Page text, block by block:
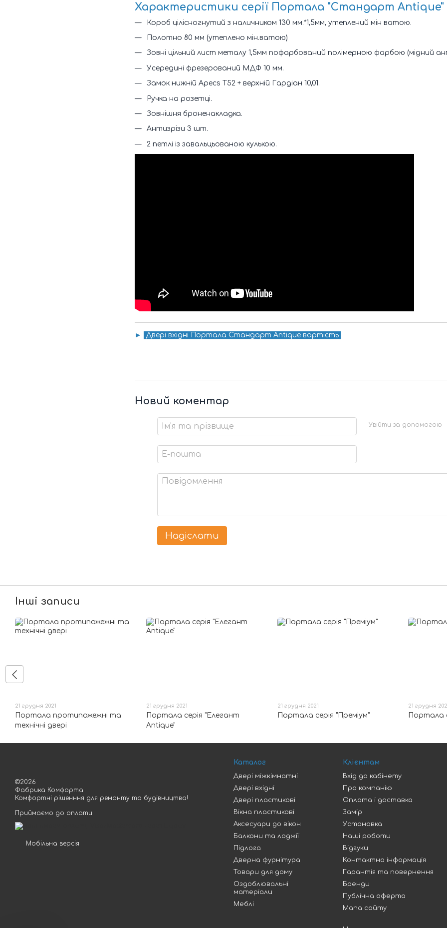
Характеристики серії Портала "Стандарт Antique"
Короб цілісногнутий з наличником 130 мм.*1,5мм, утеплений мін ватою.
Полотно 80 мм (утеплено мін.ватою)
Зовні цільний лист металу 1,5мм пофарбований полімерною фарбою (мідний
Усередині фрезерований МДФ 10 мм.
Замок нижній Apecs T52 + верхній Гардіан 10,01.
Ручка на розетці.
Зовнішня броненакладка.
Антизрізи 3 шт.
2 петлі із завальцьованою кулькою.
► Двері вхідні Портала Стандарт Antique вартість
Новий коментар
Увійти за допомогою
Надіслати
Інші записи
21 грудня 2021
Портала протипожежні та
технічні двері
21 грудня 2021
Портала серія "Елегант
Antique"
21 грудня 2021
Портала серія "Преміум"
21 грудня
Портала
©2026
Фабрика Комфорта
Комфортні рішенння для ремонту та будівництва!
Приймаємо до оплати
Мобільна версія
Каталог
Двері міжкімнатні
Двері вхідні
Двері пластикові
Вікна пластикові
Аксесуари до вікон
Балкони та лоджії
Підлога
Дверна фурнітура
Товари для дому
Оздоблювальні
матеріали
Меблі
Клієнтам
Вхід до кабінету
Про компанію
Оплата і доставка
Замір
Установка
Наші роботи
Відгуки
Контактна інформація
Гарантія та повернення
Бренди
Публічна оферта
Мапа сайту